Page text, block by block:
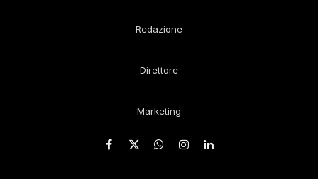
Redazione
Direttore
Marketing
Facebook
X
WhatsApp
Instagram
LinkedIn